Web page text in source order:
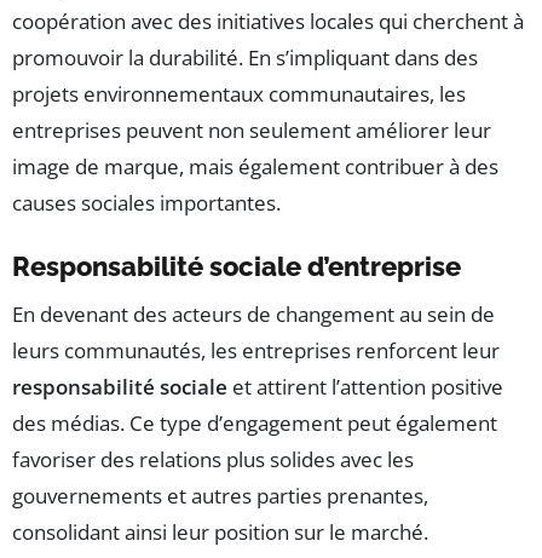
coopération avec des initiatives locales qui cherchent à
promouvoir la durabilité. En s’impliquant dans des
projets environnementaux communautaires, les
entreprises peuvent non seulement améliorer leur
image de marque, mais également contribuer à des
causes sociales importantes.
Responsabilité sociale d’entreprise
En devenant des acteurs de changement au sein de
leurs communautés, les entreprises renforcent leur
responsabilité sociale et attirent l’attention positive
des médias. Ce type d’engagement peut également
favoriser des relations plus solides avec les
gouvernements et autres parties prenantes,
consolidant ainsi leur position sur le marché.